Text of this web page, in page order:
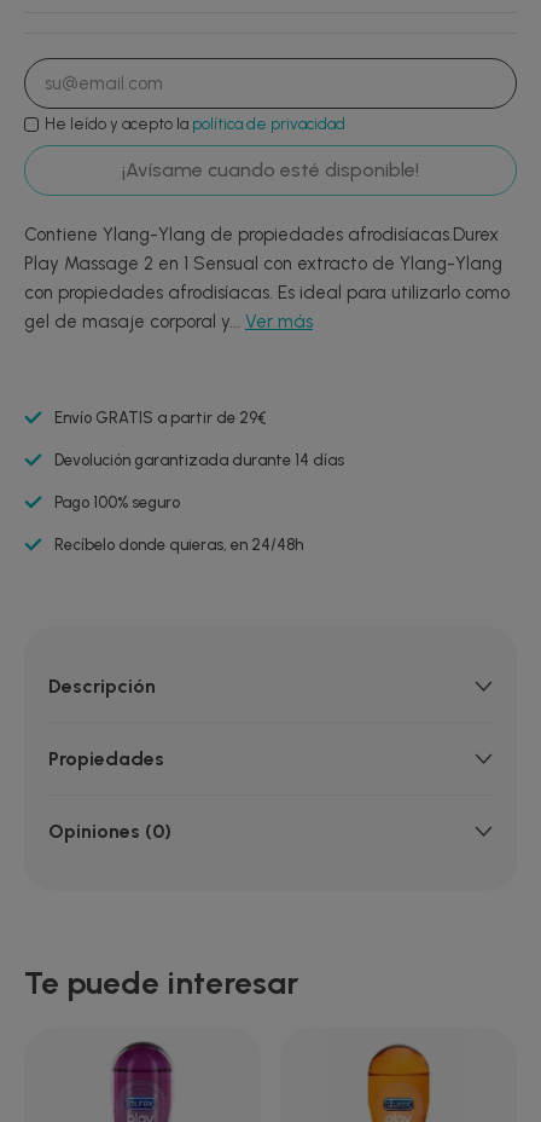
He leído y acepto la política de privacidad
¡Avísame cuando esté disponible!
Contiene Ylang-Ylang de propiedades afrodisíacas.Durex
Play Massage 2 en 1 Sensual con extracto de Ylang-Ylang
con propiedades afrodisíacas. Es ideal para utilizarlo como
gel de masaje corporal y... Ver más
Envío GRATIS a partir de 29€
Devolución garantizada durante 14 días
Pago 100% seguro
Recíbelo donde quieras, en 24/48h
Descripción
Propiedades
Opiniones (0)
Te puede interesar